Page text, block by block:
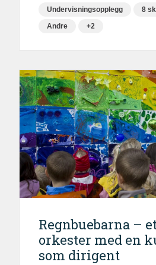
Undervisningsopplegg
8
Andre
+2
Regnbuebarna –
orkester med en
som dirigent